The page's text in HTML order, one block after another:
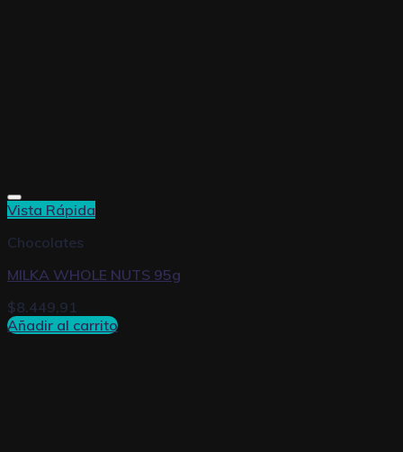
Vista Rápida
Chocolates
MILKA WHOLE NUTS 95g
$8.449,91
Añadir al carrito